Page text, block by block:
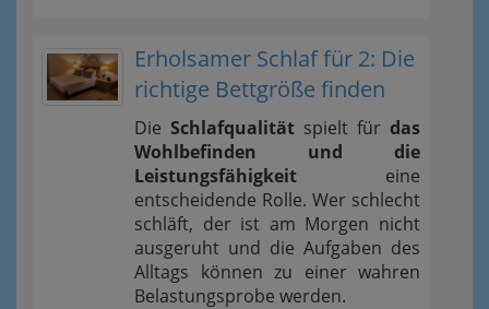
Erholsamer Schlaf für 2: Die
richtige Bettgröße finden
Die Schlafqualität spielt für das
Wohlbefinden und die
Leistungsfähigkeit eine
entscheidende Rolle. Wer schlecht
schläft, der ist am Morgen nicht
ausgeruht und die Aufgaben des
Alltags können zu einer wahren
Belastungsprobe werden.